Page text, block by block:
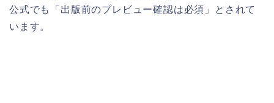
公式でも「出版前のプレビュー確認は必須」とされて
います。